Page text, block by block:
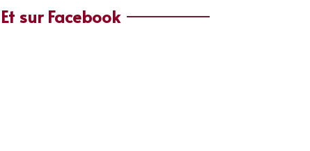
Et sur Facebook